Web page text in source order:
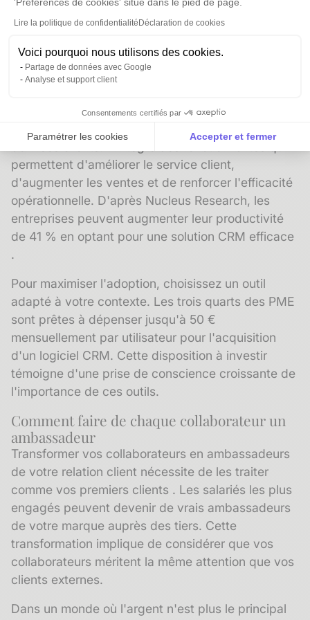
Lire la politique de confidentialitéDéclaration de cookies
Voici pourquoi nous utilisons des cookies.
Partage de données avec Google
Analyse et support client
Consentements certifiés par
Paramétrer les cookies Accepter et fermer
Axeptio consent
Plateforme de Gestion du Consentement :
Notre plateforme vous permet d'adapter et de gérer
fonctionnalités mais à son adoption par les
équipes. Une étude révèle que 25 % des
entreprises utilisent uniquement leur CRM pour la
gestion des contacts, soit comme un simple carnet
d'adresses. Cette sous-utilisation prive les PME de
données clients. Il intègre des fonctionnalités qui
permettent d'améliorer le service client,
d'augmenter les ventes et de renforcer l'efficacité
opérationnelle. D'après Nucleus Research, les
entreprises peuvent augmenter leur productivité
de 41 % en optant pour une solution CRM efficace
.
Pour maximiser l'adoption, choisissez un outil
adapté à votre contexte. Les trois quarts des PME
sont prêtes à dépenser jusqu'à 50 €
mensuellement par utilisateur pour l'acquisition
d'un logiciel CRM. Cette disposition à investir
témoigne d'une prise de conscience croissante de
l'importance de ces outils.
Comment faire de chaque collaborateur un
ambassadeur
Transformer vos collaborateurs en ambassadeurs
de votre relation client nécessite de les traiter
comme vos premiers clients . Les salariés les plus
engagés peuvent devenir de vrais ambassadeurs
de votre marque auprès des tiers. Cette
transformation implique de considérer que vos
collaborateurs méritent la même attention que vos
clients externes.
Dans un monde où l'argent n'est plus le principal